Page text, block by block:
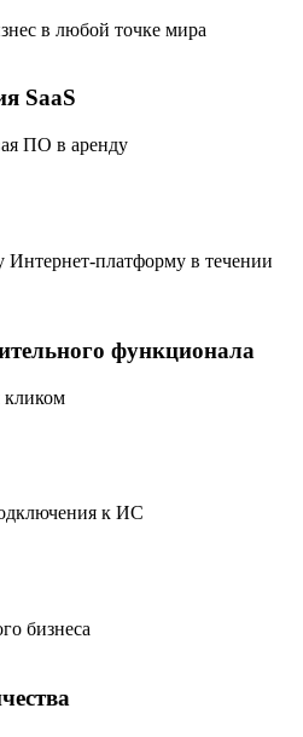
в любой точке мира
SaaS
ПО в аренду
Интернет-платформу в течении
функционала
кликом
к ИС
бизнеса